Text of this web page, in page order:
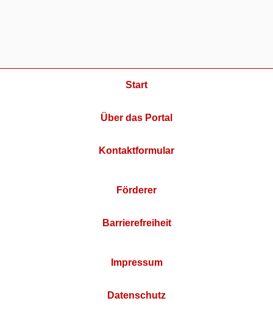
Start
Über das Portal
Kontaktformular
Förderer
Barrierefreiheit
Impressum
Datenschutz